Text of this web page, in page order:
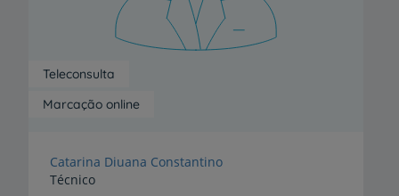
Marcação online
Teleconsulta
Catarina Diuana Constantino
Técnico